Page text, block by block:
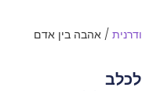
/ אהבה בין אדם